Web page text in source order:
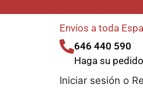
Envíos a toda
646 440 590
Haga su
Iniciar sesión o